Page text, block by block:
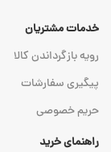
خدمات مشتریان
رویه بازگرداندن کالا
پیگیری سفارشات
حریم خصوصی
راهنمای خرید